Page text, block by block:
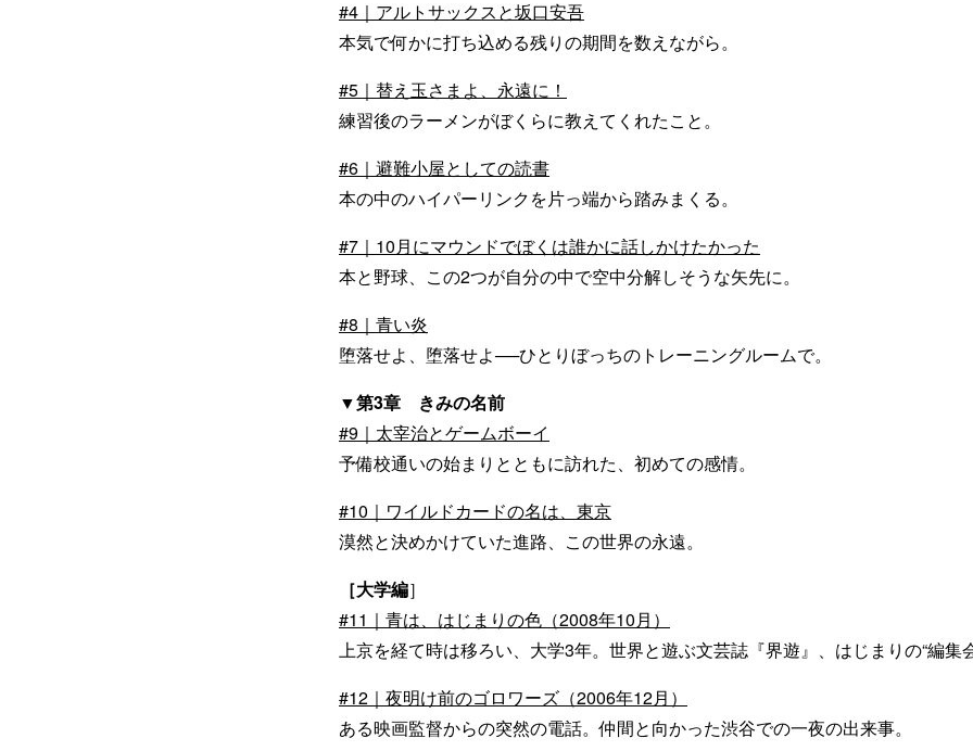
#4｜アルトサックスと坂口安吾
本気で何かに打ち込める残りの期間を数えながら。
#5｜替え玉さまよ、永遠に！
練習後のラーメンがぼくらに教えてくれたこと。
#6｜避難小屋としての読書
本の中のハイパーリンクを片っ端から踏みまくる。
#7｜10月にマウンドでぼくは誰かに話しかけたかった
本と野球、この2つが自分の中で空中分解しそうな矢先に。
#8｜青い炎
堕落せよ、堕落せよ──ひとりぼっちのトレーニングルームで。
▼第3章 きみの名前
#9｜太宰治とゲームボーイ
予備校通いの始まりとともに訪れた、初めての感情。
#10｜ワイルドカードの名は、東京
漠然と決めかけていた進路、この世界の永遠。
［大学編］
#11｜青は、はじまりの色（2008年10月）
上京を経て時は移ろい、大学3年。世界と遊ぶ文芸誌『界遊』、はじまりの“編集
#12｜夜明け前のゴロワーズ（2006年12月）
ある映画監督からの突然の電話。仲間と向かった渋谷での一夜の出来事。